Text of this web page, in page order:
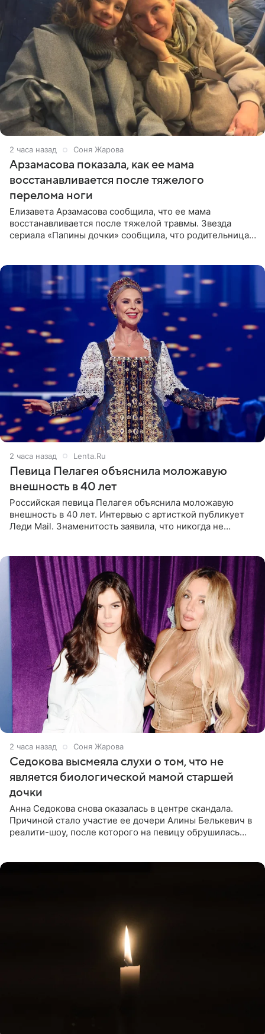
2 часа назад Соня Жарова
Арзамасова показала, как ее мама
восстанавливается после тяжелого
перелома ноги
Елизавета Арзамасова сообщила, что ее мама
восстанавливается после тяжелой травмы. Звезда
сериала «Папины дочки» сообщила, что родительница
2 часа назад Lenta.Ru
Певица Пелагея объяснила моложавую
внешность в 40 лет
Российская певица Пелагея объяснила моложавую
внешность в 40 лет. Интервью с артисткой публикует
Леди Mail. Знаменитость заявила, что никогда не
2 часа назад Соня Жарова
Седокова высмеяла слухи о том, что не
является биологической мамой старшей
дочки
Анна Седокова снова оказалась в центре скандала.
Причиной стало участие ее дочери Алины Белькевич в
реалити-шоу, после которого на певицу обрушилась